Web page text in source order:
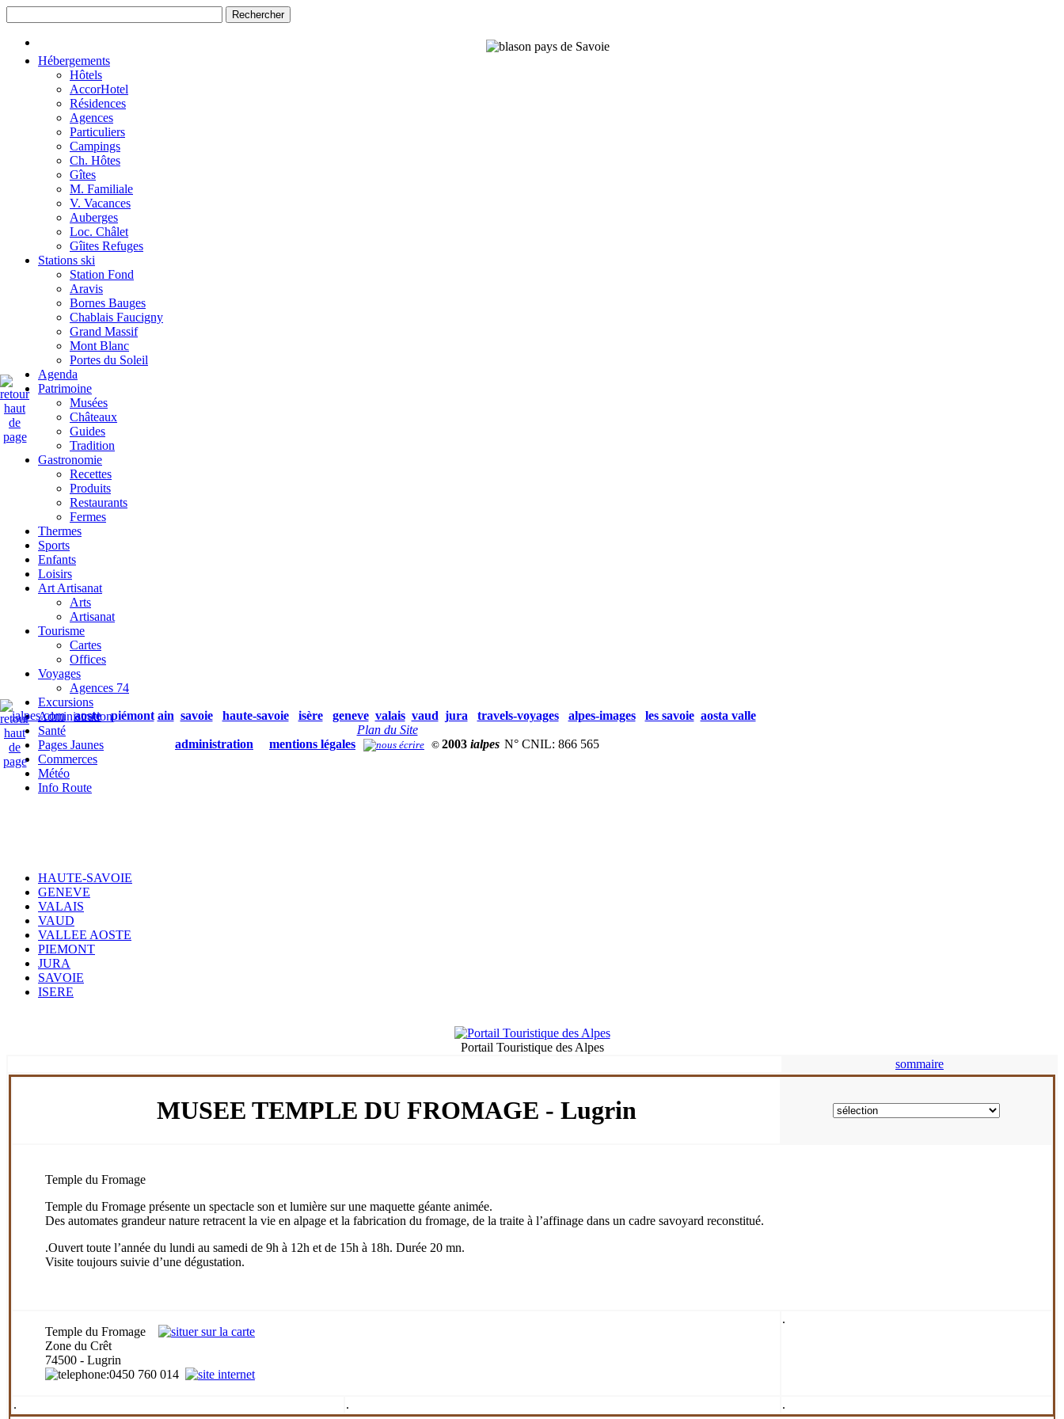
ialpes.com aoste piémont ain savoie haute-savoie isère geneve valais vaud jura travels-voyages alpes-images les savoie aosta valle
Plan du Site
administration
mentions légales © 2003 ialpes N° CNIL: 866 565
Hébergements
Hôtels
AccorHotel
Résidences
Agences
Particuliers
Campings
Ch. Hôtes
Gîtes
M. Familiale
V. Vacances
Auberges
Loc. Châlet
Gîites Refuges
Stations ski
Station Fond
Aravis
Bornes Bauges
Chablais Faucigny
Grand Massif
Mont Blanc
Portes du Soleil
Agenda
Patrimoine
Musées
Châteaux
Guides
Tradition
Gastronomie
Recettes
Produits
Restaurants
Fermes
Thermes
Sports
Enfants
Loisirs
Art Artisanat
Arts
Artisanat
Tourisme
Cartes
Offices
Voyages
Agences 74
Excursions
Administration
Santé
Pages Jaunes
Commerces
Météo
Info Route
HAUTE-SAVOIE
GENEVE
VALAIS
VAUD
VALLEE AOSTE
PIEMONT
JURA
SAVOIE
ISERE
Portail Touristique des Alpes
sommaire
MUSEE TEMPLE DU FROMAGE - Lugrin
Temple du Fromage
Temple du Fromage présente un spectacle son et lumière sur une maquette géante animée.
Des automates grandeur nature retracent la vie en alpage et la fabrication du fromage, de la traite à l’affinage dans un cadre savoyard reconstitué.
.Ouvert toute l’année du lundi au samedi de 9h à 12h et de 15h à 18h. Durée 20 mn.
Visite toujours suivie d’une dégustation.
Temple du Fromage
Zone du Crêt
74500 - Lugrin
:0450 760 014
.
. . .